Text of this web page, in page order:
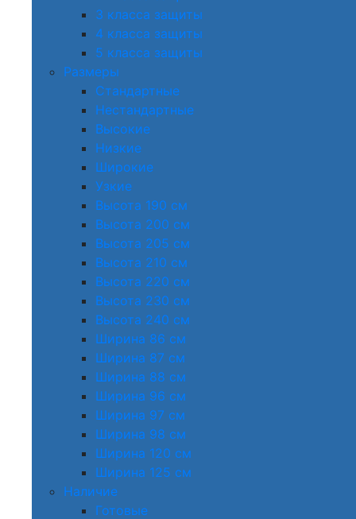
3 класса защиты
4 класса защиты
5 класса защиты
Размеры
Стандартные
Нестандартные
Высокие
Низкие
Широкие
Узкие
Высота 190 см
Высота 200 см
Высота 205 см
Высота 210 см
Высота 220 см
Высота 230 см
Высота 240 см
Ширина 86 см
Ширина 87 см
Ширина 88 см
Ширина 96 см
Ширина 97 см
Ширина 98 см
Ширина 120 см
Ширина 125 см
Наличие
Готовые